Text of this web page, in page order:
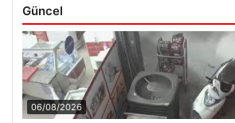
Güncel
06/08/2026